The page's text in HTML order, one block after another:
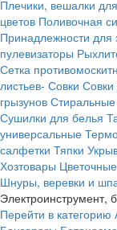
Плечики, вешалки
цветов Поливочная
Принадлежности для
пулевизаторы
Сетка
листьев- Совки
грызунов
Сушилки для белья
универсальные
салфетки Тяпки
Хозтовары
Шнуры, веревки и
Электроинструмент,
Перейти в категорию